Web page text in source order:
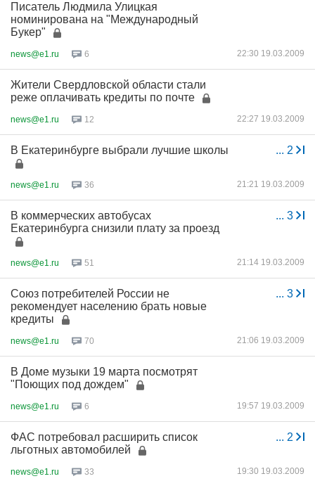
Писатель Людмила Улицкая
номинирована на "Международный
Букер"
news@e1.ru 6 22:30 19.03.2009
Жители Свердловской области стали
реже оплачивать кредиты по почте
news@e1.ru 12 22:27 19.03.2009
... 2
В Екатеринбурге выбрали лучшие школы
news@e1.ru 36 21:21 19.03.2009
... 3
В коммерческих автобусах
Екатеринбурга снизили плату за проезд
news@e1.ru 51 21:14 19.03.2009
... 3
Союз потребителей России не
рекомендует населению брать новые
кредиты
news@e1.ru 70 21:06 19.03.2009
В Доме музыки 19 марта посмотрят
"Поющих под дождем"
news@e1.ru 6 19:57 19.03.2009
... 2
ФАС потребовал расширить список
льготных автомобилей
news@e1.ru 33 19:30 19.03.2009